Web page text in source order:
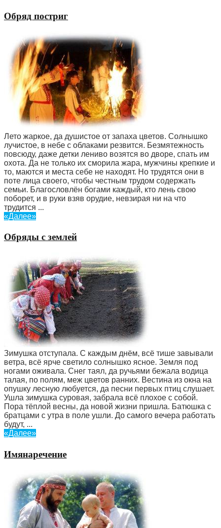
Обряд постриг
Лето жаркое, да душистое от запаха цветов. Солнышко
лучистое, в небе с облаками резвится. Безмятежность
повсюду, даже детки лениво возятся во дворе, спать им
охота. Да не только их сморила жара, мужчины крепкие и
то, маются и места себе не находят. Но трудятся они в
поте лица своего, чтобы честным трудом содержать
семьи. Благословлён богами каждый, кто лень свою
поборет, и в руки взяв орудие, невзирая ни на что
трудится ...
«Далее»
Обряды с землей
Зимушка отступала. С каждым днём, всё тише завывали
ветра, всё ярче светило солнышко ясное. Земля под
ногами оживала. Снег таял, да ручьями бежала водица
талая, по полям, меж цветов ранних. Вестина из окна на
опушку лесную любуется, да песни первых птиц слушает.
Ушла зимушка суровая, забрала всё плохое с собой.
Пора тёплой весны, да новой жизни пришла. Батюшка с
братцами с утра в поле ушли. До самого вечера работать
будут, ...
«Далее»
Имянаречение